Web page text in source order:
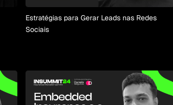
Estratégias para Gerar Leads nas Redes
Sociais